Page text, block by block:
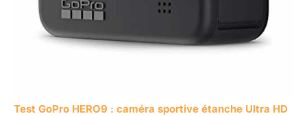
Test GoPro HERO9 : caméra sportive étanche Ultra HD